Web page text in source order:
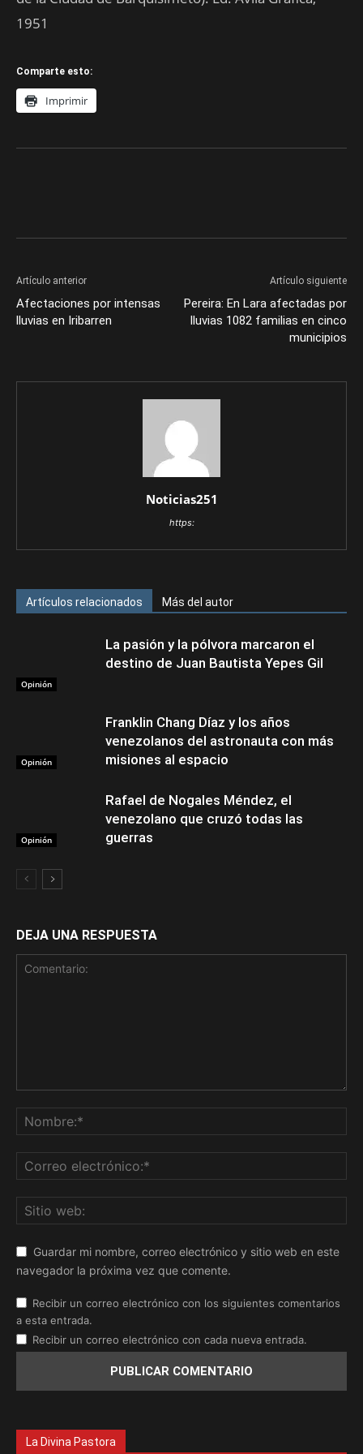
1951
Comparte esto:
Imprimir
Artículo anterior
Afectaciones por intensas
lluvias en Iribarren
Artículo siguiente
Pereira: En Lara afectadas por
lluvias 1082 familias en cinco
municipios
Noticias251
https:
Artículos relacionados Más del autor
Opinión
La pasión y la pólvora marcaron el
destino de Juan Bautista Yepes Gil
Opinión
Franklin Chang Díaz y los años
venezolanos del astronauta con más
misiones al espacio
Opinión
Rafael de Nogales Méndez, el
venezolano que cruzó todas las
guerras
DEJA UNA RESPUESTA
Guardar mi nombre, correo electrónico y sitio web en este
navegador la próxima vez que comente.
Recibir un correo electrónico con los siguientes comentarios
a esta entrada.
Recibir un correo electrónico con cada nueva entrada.
La Divina Pastora